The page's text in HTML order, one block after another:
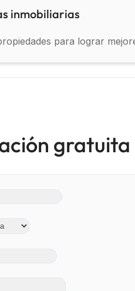
inmobiliarias
para lograr
gratuita